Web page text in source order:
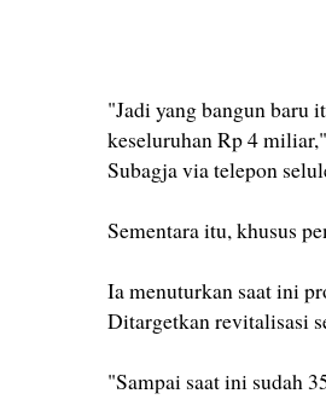
"Jadi yang bangun baru
keseluruhan Rp 4
Subagja via telepon
Sementara itu, khusus
Ia menuturkan saat ini
Ditargetkan revitalisasi
"Sampai saat ini sudah